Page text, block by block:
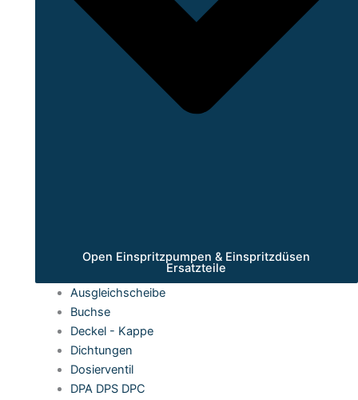
Open Einspritzpumpen & Einspritzdüsen
Ersatzteile
Ausgleichscheibe
Buchse
Deckel - Kappe
Dichtungen
Dosierventil
DPA DPS DPC